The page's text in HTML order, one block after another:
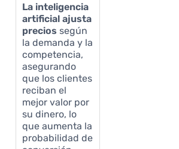
La inteligencia
artificial ajusta
precios según
la demanda y la
competencia,
asegurando
que los clientes
reciban el
mejor valor por
su dinero, lo
que aumenta la
probabilidad de